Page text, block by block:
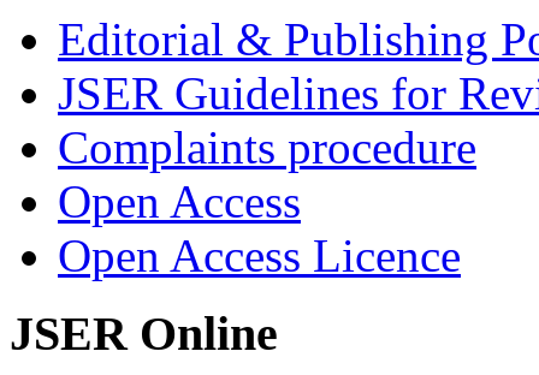
Editorial & Publishing
JSER Guidelines for
Complaints procedure
Open Access
Open Access Licence
JSER Online